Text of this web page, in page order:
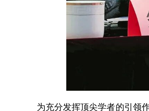
为充分发挥顶尖学者的引领